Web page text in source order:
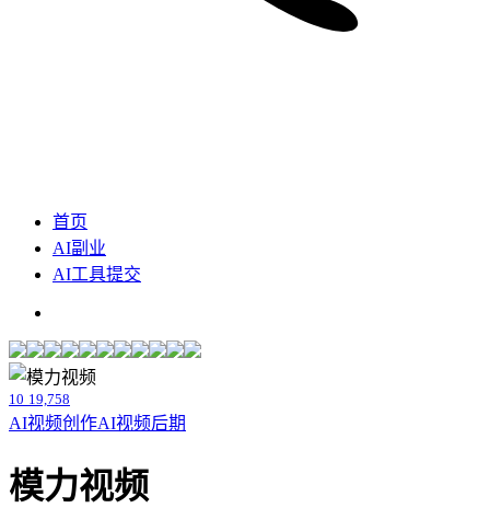
首页
AI副业
AI工具提交
10 19,758
AI视频创作AI视频后期
模力视频